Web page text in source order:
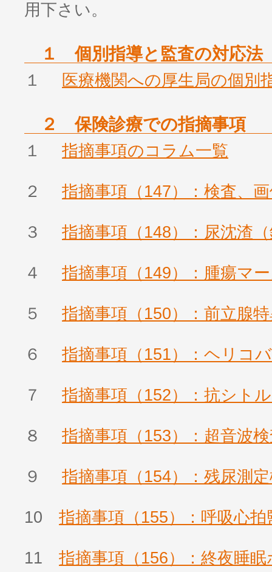
用下さい。
１ 個別指導と監査の対応法
１ 医療機関への厚生局の個別
２ 保険診療での指摘事項
１ 指摘事項のコラム一覧
２ 指摘事項（147）：検査、
３ 指摘事項（148）：尿沈渣
４ 指摘事項（149）：腫瘍マ
５ 指摘事項（150）：前立腺
６ 指摘事項（151）：ヘリコ
７ 指摘事項（152）：抗シト
８ 指摘事項（153）：超音波
９ 指摘事項（154）：残尿測
10 指摘事項（155）：呼吸心拍
11 指摘事項（156）：終夜睡